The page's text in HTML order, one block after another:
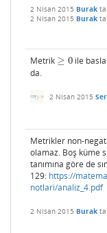
2 Nisan 2015 Burak
2 Nisan 2015 Burak
Metrik ≥ 0
≥0 ile
da.
2 Nisan 2015
Metrikler non-
olamaz. Boş küme
tanımına göre de
129: https://
notlari/analiz_4.pdf
2 Nisan 2015 Burak